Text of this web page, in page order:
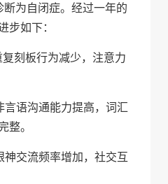
为自闭症。经过一年的
步如下：
复刻板行为减少，注意力
言语沟通能力提高，词汇
整。
神交流频率增加，社交互